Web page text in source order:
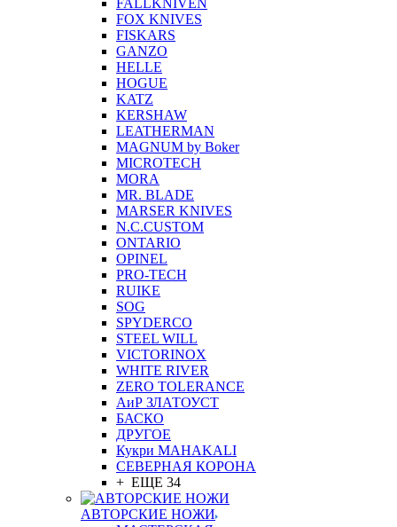
FALLKNIVEN
FOX KNIVES
FISKARS
GANZO
HELLE
HOGUE
KATZ
KERSHAW
LEATHERMAN
MAGNUM by Boker
MICROTECH
MORA
MR. BLADE
MARSER KNIVES
N.C.CUSTOM
ONTARIO
OPINEL
PRO-TECH
RUIKE
SOG
SPYDERCO
STEEL WILL
VICTORINOX
WHITE RIVER
ZERO TOLERANCE
АиР ЗЛАТОУСТ
БАСКО
ДРУГОЕ
Кукри MAHAKALI
СЕВЕРНАЯ КОРОНА
+ ЕЩЕ 34
АВТОРСКИЕ НОЖИ